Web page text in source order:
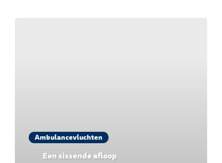
Ambulancevluchten
Een sissende afloop